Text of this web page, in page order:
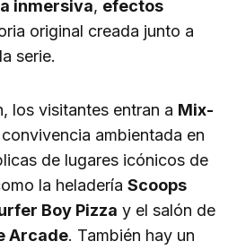
inmersiva, efectos
original creada junto a
serie.
los visitantes entran a Mix-
ambientada en
de lugares icónicos de
la heladería Scoops
Boy Pizza y el salón de
Arcade. También hay un